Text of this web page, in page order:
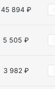
45 894 ₽
5 505 ₽
3 982 ₽